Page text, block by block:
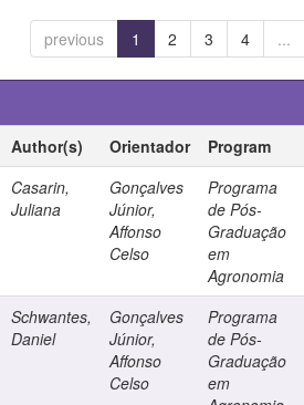
previous 1 2 3 4 ...
Author(s) Orientador Program
Casarin,
Juliana
Gonçalves
Júnior,
Affonso
Celso
Programa
de Pós-
Graduação
em
Agronomia
Schwantes,
Daniel
Gonçalves
Júnior,
Affonso
Celso
Programa
de Pós-
Graduação
em